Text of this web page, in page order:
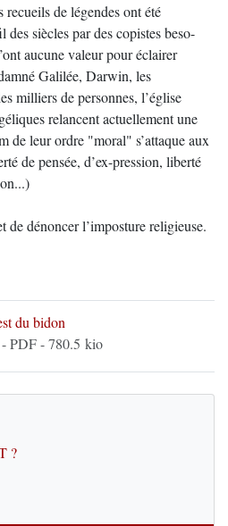
recueils de légendes ont été
siècles par des copistes beso-
aucune valeur pour éclairer
Galilée, Darwin, les
milliers de personnes, l’église
relancent actuellement une
de leur ordre "moral" s’attaque aux
de pensée, d’ex-pression, liberté
de dénoncer l’imposture religieuse.
du bidon
-PDF-780.5 kio
?